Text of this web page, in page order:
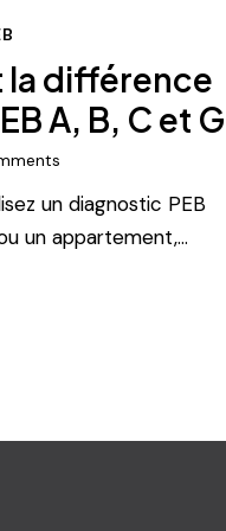
la différence
A, B, C et
un diagnostic PEB
un appartement,…